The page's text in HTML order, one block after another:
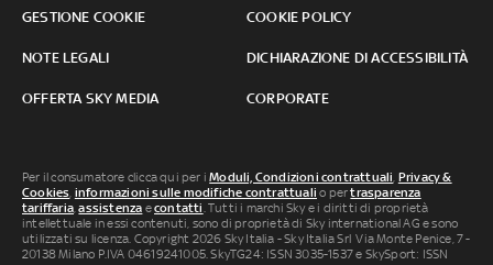
GESTIONE COOKIE COOKIE POLICY
NOTE LEGALI DICHIARAZIONE DI ACCESSIBILITÀ
OFFERTA SKY MEDIA CORPORATE
Per il consumatore clicca qui per iModuli, Condizioni contrattuali Privacy &
Cookies informazioni sulle modifiche contrattuali o pertrasparenza
tariffaria ,assistenza econtatti . Tutti i marchi Sky e i diritti di proprietà
intellettuale in essi contenuti, sono di proprietà di Sky international AG e sono
utilizzati su licenza. Copyright 2026 Sky Italia - Sky Italia Srl Via Monte Penice, 7 -
20138 Milano P.IVA 04619241005. SkyTG24: ISSN 3035-1537 e SkySport: ISSN